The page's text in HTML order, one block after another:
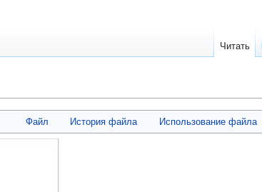
Файл История файла Использование файла
Читать